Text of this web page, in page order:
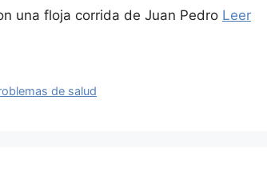
una floja corrida de Juan Pedro Leer
de salud